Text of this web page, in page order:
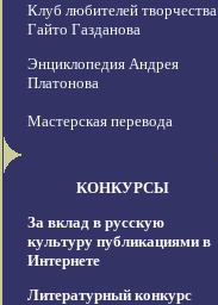
Клуб любителей творчества
Гайто Газданова
Энциклопедия Андрея
Платонова
Мастерская перевода
КОНКУРСЫ
За вклад в русскую
культуру публикациями в
Интернете
Литературный конкурс